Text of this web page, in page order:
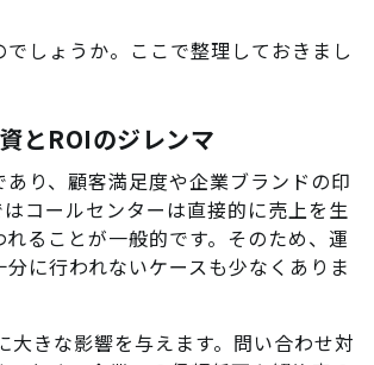
しょうか。ここで整理しておきまし
とROIのジレンマ
り、顧客満足度や企業ブランドの印
コールセンターは直接的に売上を生
ることが一般的です。そのため、運
に行われないケースも少なくありま
きな影響を与えます。問い合わせ対